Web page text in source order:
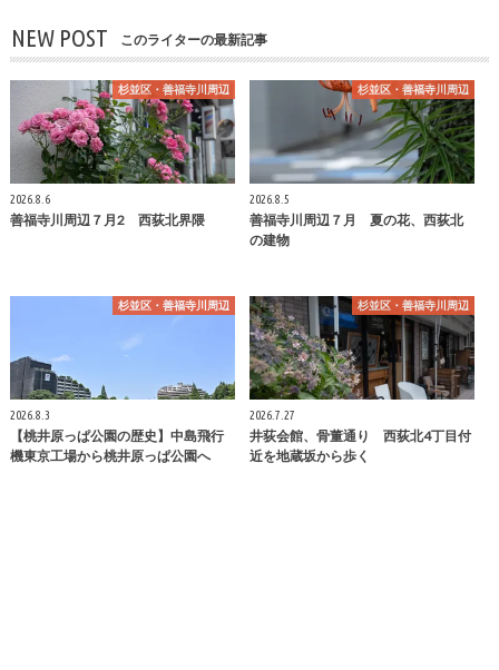
NEW POST このライターの最新記事
杉並区・善福寺川周辺
2026.8.6
善福寺川周辺７月2 西荻北界隈
杉並区・善福寺川周辺
2026.8.5
善福寺川周辺７月 夏の花、西荻北
の建物
杉並区・善福寺川周辺
2026.8.3
【桃井原っぱ公園の歴史】中島飛行
機東京工場から桃井原っぱ公園へ
杉並区・善福寺川周辺
2026.7.27
井荻会館、骨董通り 西荻北4丁目付
近を地蔵坂から歩く